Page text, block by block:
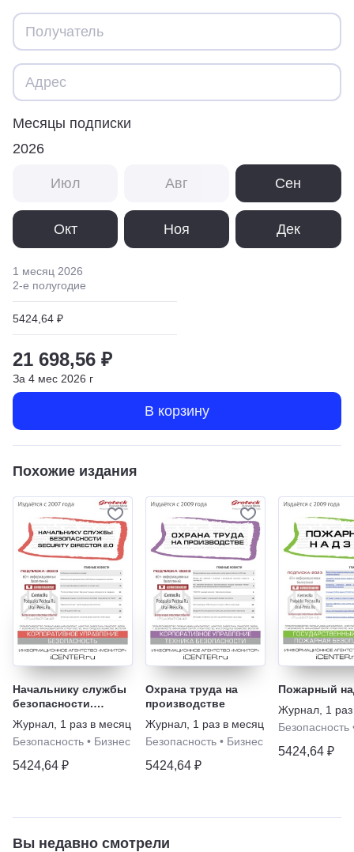
Месяцы подписки
2026
Июл Авг Сен
Окт Ноя Дек
1 месяц 2026
2-е полугодие
5424,64 ₽
21 698,56 ₽
За 4 мес 2026 г
В корзину
Похожие издания
Начальнику службы
безопасности.
Security Director
Журнал 1 раз в месяц
Безопасность • Бизнес
5424,64 ₽
Охрана труда на
производстве
Журнал 1 раз в месяц
Безопасность • Бизнес
5424,64 ₽
Пожарный
Журнал 1
Безопасность
5424,64 ₽
Вы недавно смотрели